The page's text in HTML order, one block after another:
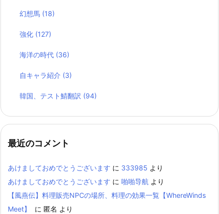
幻想馬 (18)
強化 (127)
海洋の時代 (36)
自キャラ紹介 (3)
韓国、テスト鯖翻訳 (94)
最近のコメント
あけましておめでとうございます に 333985 より
あけましておめでとうございます に 啪啪导航 より
【風燕伝】料理販売NPCの場所、料理の効果一覧【WhereWinds
Meet】
に 匿名 より